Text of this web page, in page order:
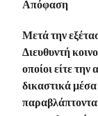
Απόφαση
Μετά την
Διευθυντή
οποίοι είτε την
δικαστικά